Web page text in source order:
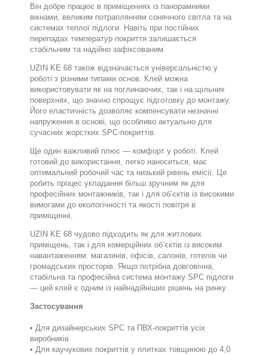
Він добре працює в приміщеннях із панорамними
вікнами, великим потраплянням сонячного світла та на
системах теплої підлоги. Навіть при постійних
перепадах температур покриття залишається
стабільним та надійно зафіксованим.
UZIN KE 68 також відзначається універсальністю у
роботі з різними типами основ. Клей можна
використовувати як на поглинаючих, так і на щільних
поверхнях, що значно спрощує підготовку до монтажу.
Його еластичність дозволяє компенсувати незначні
напруження в основі, що особливо актуально для
сучасних жорстких SPC-покриттів.
Ще один важливий плюс — комфорт у роботі. Клей
готовий до використання, легко наноситься, має
оптимальний робочий час та низький рівень емісії. Це
робить процес укладання більш зручним як для
професійних монтажників, так і для об’єктів із високими
вимогами до екологічності та якості повітря в
приміщенні.
UZIN KE 68 чудово підходить як для житлових
приміщень, так і для комерційних об’єктів із високим
навантаженням: магазинів, офісів, салонів, готелів чи
громадських просторів. Якщо потрібна довговічна,
стабільна та професійна система монтажу SPC підлоги
— цей клей є одним із найнадійніших рішень на ринку.
Застосування
• Для дизайнерських SPC та ПВХ-покриттів усіх
виробників
• Для каучукових покриттів у плитках товщиною до 4,0